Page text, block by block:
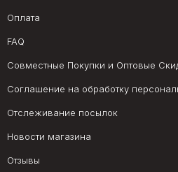
Оплата
FAQ
Совместные Покупки и Оптовые
Соглашение на обработку
Отслеживание посылок
Новости магазина
Отзывы